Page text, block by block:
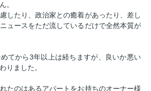
。
したり、政治家との癒着があったり、差し
ュースをただ流しているだけで全然本質が
てから3年以上は経ちますが、良いか悪い
りました。
たのはあるアパートをお持ちのオーナー様